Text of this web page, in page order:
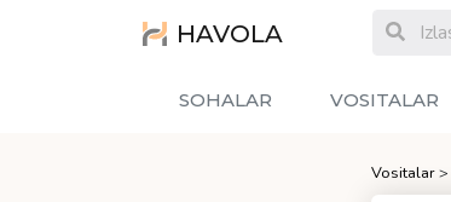
HAVOLA
SOHALAR VOSITALAR
Vositalar>